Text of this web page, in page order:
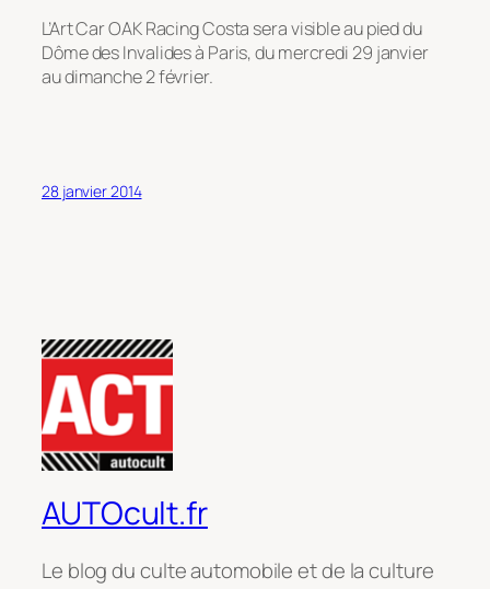
L’Art Car OAK Racing Costa sera visible au pied du
Dôme des Invalides à Paris, du mercredi 29 janvier
au dimanche 2 février.
28 janvier 2014
AUTOcult.fr
Le blog du culte automobile et de la culture